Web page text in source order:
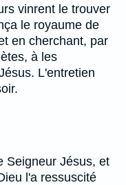
vinrent le trouver
le royaume de
en cherchant, par
à les
L'entretien
Seigneur Jésus, et
l'a ressuscité